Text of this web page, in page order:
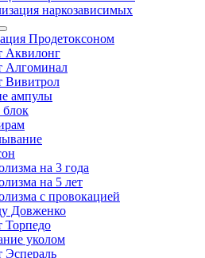
наркозависимых
Продетоксоном
Аквилонг
Алгоминал
Вивитрол
ампулы
на 3 года
на 5 лет
с провокацией
Довженко
Торпедо
уколом
Эспераль